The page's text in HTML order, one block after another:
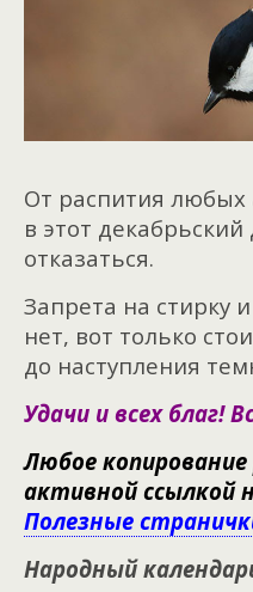
От распития любых
в этот
отказаться.
Запрета на стирку
нет, вот только
до наступления
Удачи и всех благ!
Любое
активной ссылкой
Полезные
Народный